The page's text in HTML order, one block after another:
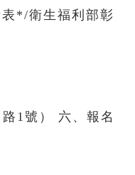
*/衛生福利部彰
1號） 六、報名